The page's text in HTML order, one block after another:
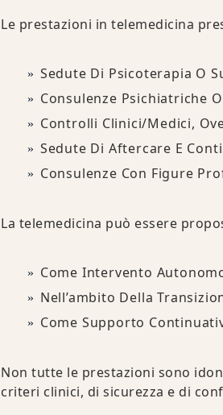
Le prestazioni in telemedicina
Sedute Di Psicoterapia O
Consulenze Psichiatriche
Controlli Clinici/medici,
Sedute Di Aftercare E
Consulenze Con Figure
La telemedicina può essere
Come Intervento
Nell’ambito Della
Come Supporto
Non tutte le prestazioni sono
criteri clinici, di sicurezza e di